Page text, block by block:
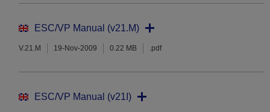
ESC/VP Manual (v21.M)
V.21.M 19-Nov-2009 0.22 MB .pdf
ESC/VP Manual (v21I)